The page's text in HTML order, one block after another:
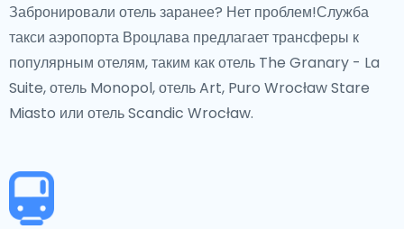
Забронировали отель заранее? Нет проблем!Служба
такси аэропорта Вроцлава предлагает трансферы к
популярным отелям, таким как отель The Granary - La
Suite, отель Monopol, отель Art, Puro Wrocław Stare
Miasto или отель Scandic Wrocław.